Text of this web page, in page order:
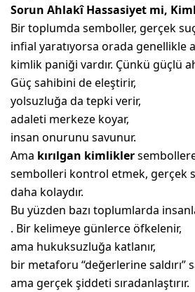
Sorun Ahlakî Hassasiyet mi,
Bir toplumda semboller, gerçek
infial yaratıyorsa orada genellikle
kimlik paniği vardır. Çünkü güçlü
Güç sahibini de eleştirir,
yolsuzluğa da tepki verir,
adaleti merkeze koyar,
insan onurunu savunur.
Ama kırılgan kimlikler
sembolleri kontrol etmek, gerçek
daha kolaydır.
Bu yüzden bazı toplumlarda
. Bir kelimeye günlerce öfkelenir,
ama hukuksuzluğa katlanır,
bir metaforu “değerlerine saldırı”
ama gerçek şiddeti sıradanlaştırır.